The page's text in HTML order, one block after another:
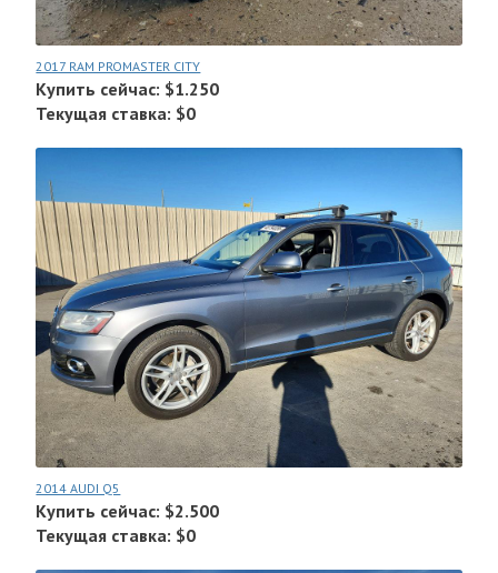
2017 RAM PROMASTER CITY
Купить сейчас: $1.250
Текущая ставка: $0
2014 AUDI Q5
Купить сейчас: $2.500
Текущая ставка: $0